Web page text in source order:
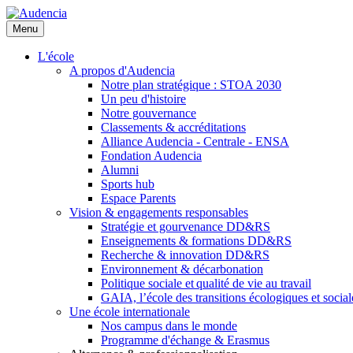
Aller
au
contenu
principal
Menu
L'école
A propos d'Audencia
Notre plan stratégique : STOA 2030
Un peu d'histoire
Notre gouvernance
Classements & accréditations
Alliance Audencia - Centrale - ENSA
Fondation Audencia
Alumni
Sports hub
Espace Parents
Vision & engagements responsables
Stratégie et gourvenance DD&RS
Enseignements & formations DD&RS
Recherche & innovation DD&RS
Environnement & décarbonation
Politique sociale et qualité de vie au travail
GAIA, l’école des transitions écologiques et
Une école internationale
Nos campus dans le monde
Programme d'échange & Erasmus